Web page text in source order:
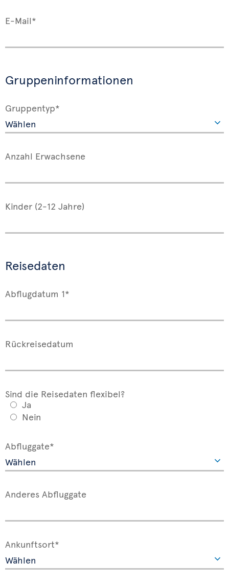
E-Mail*
Gruppeninformationen
Gruppentyp*
Anzahl Erwachsene
Kinder (2-12 Jahre)
Reisedaten
Abflugdatum 1*
Rückreisedatum
Sind die Reisedaten flexibel?
Ja
Nein
Abfluggate*
Anderes Abfluggate
Ankunftsort*